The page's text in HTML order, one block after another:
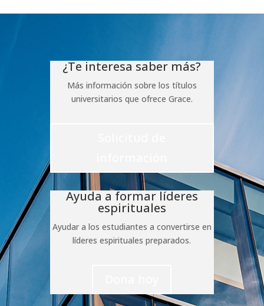
¿Te interesa saber más?
Más información sobre los títulos
universitarios que ofrece Grace.
Ayuda a formar líderes
espirituales
Ayudar a los estudiantes a convertirse en
líderes espirituales preparados.